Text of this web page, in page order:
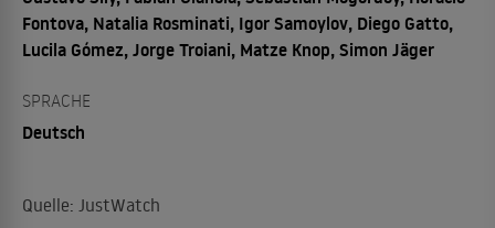
Fontova, Natalia Rosminati, Igor Samoylov, Diego Gatto,
Lucila Gómez, Jorge Troiani, Matze Knop, Simon Jäger
SPRACHE
Deutsch
Quelle: JustWatch